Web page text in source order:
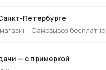
Петербурге
· Самовывоз бесплатно
— с примеркой